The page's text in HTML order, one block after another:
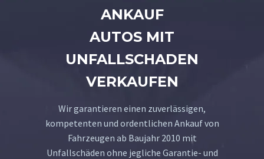
ANKAUF
AUTOS MIT
UNFALLSCHADEN
VERKAUFEN
Wir garantieren einen zuverlässigen,
kompetenten und ordentlichen Ankauf von
Fahrzeugen ab Baujahr 2010 mit
Unfallschäden ohne jegliche Garantie- und